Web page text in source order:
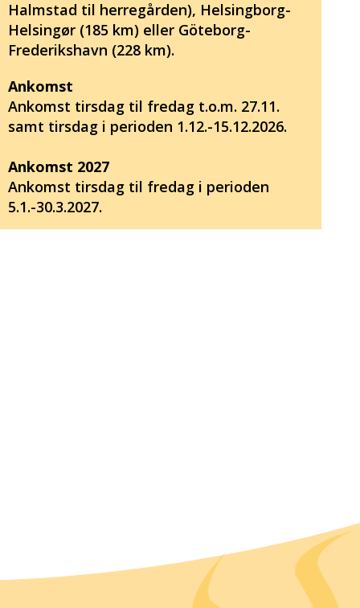
Halmstad til herregården), Helsingborg-
Helsingør (185 km) eller Göteborg-
Frederikshavn (228 km).
Ankomst
Ankomst tirsdag til fredag t.o.m. 27.11.
samt tirsdag i perioden 1.12.-15.12.2026.
Ankomst 2027
Ankomst tirsdag til fredag i perioden
5.1.-30.3.2027.